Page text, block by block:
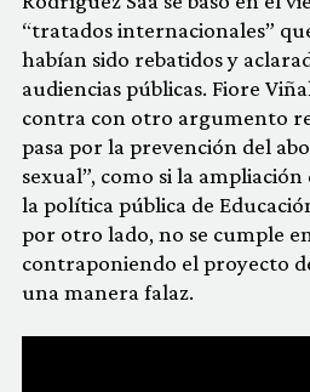
“tratados internacionales”
habían sido rebatidos y
audiencias públicas. Fiore
contra con otro argumento
pasa por la prevención del
sexual”, como si la
la política pública de
por otro lado, no se cumple
contraponiendo el proyecto
una manera falaz.